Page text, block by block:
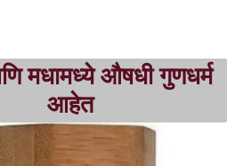
मधामध्ये औषधी गुणधर्म
आहेत